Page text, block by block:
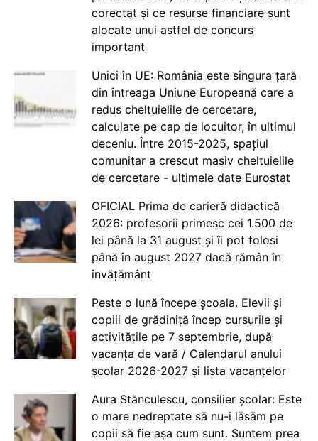
corectat și ce resurse financiare sunt
alocate unui astfel de concurs
important
Unici în UE: România este singura țară
din întreaga Uniune Europeană care a
redus cheltuielile de cercetare,
calculate pe cap de locuitor, în ultimul
deceniu. Între 2015-2025, spațiul
comunitar a crescut masiv cheltuielile
de cercetare - ultimele date Eurostat
OFICIAL Prima de carieră didactică
2026: profesorii primesc cei 1.500 de
lei până la 31 august și îi pot folosi
până în august 2027 dacă rămân în
învățământ
Peste o lună începe școala. Elevii și
copiii de grădiniță încep cursurile și
activitățile pe 7 septembrie, după
vacanța de vară / Calendarul anului
școlar 2026-2027 și lista vacanțelor
Aura Stănculescu, consilier școlar: Este
o mare nedreptate să nu-i lăsăm pe
copii să fie așa cum sunt. Suntem prea